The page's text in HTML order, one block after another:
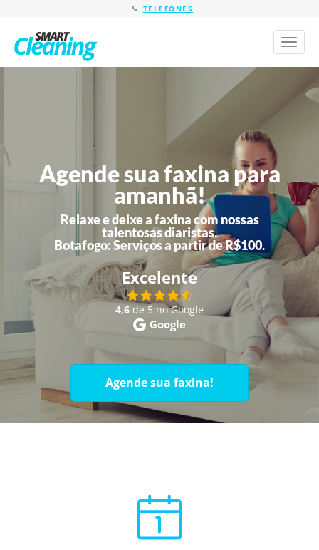
TELEFONES
Toggle
Agende sua faxina para
amanhã!
Relaxe e deixe a faxina com nossas
talentosas diaristas.
Botafogo:Serviços a partir de R$100.
Excelente
4,6 de 5 no Google
Google
Agende sua faxina!